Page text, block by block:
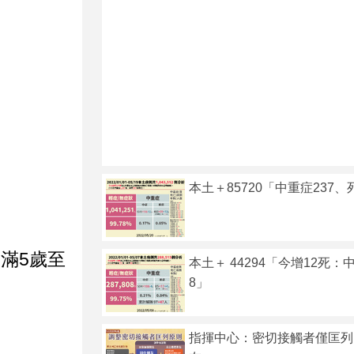
5歲至
本土＋85720「中重症237、
本土＋ 44294「今增12死：
8」
指揮中心：密切接觸者僅匡